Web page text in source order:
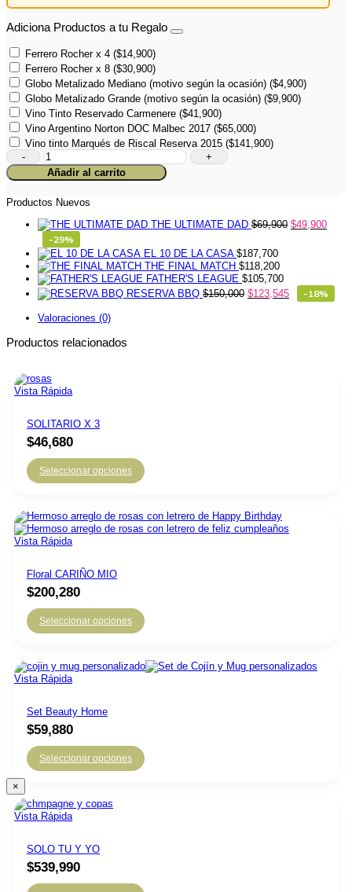
Adiciona Productos a tu Regalo
Ferrero Rocher x 4 ($14,900)
Ferrero Rocher x 8 ($30,900)
Globo Metalizado Mediano (motivo según la ocasión) ($4,900)
Globo Metalizado Grande (motivo según la ocasión) ($9,900)
Vino Tinto Reservado Carmenere ($41,900)
Vino Argentino Norton DOC Malbec 2017 ($65,000)
Vino tinto Marqués de Riscal Reserva 2015 ($141,900)
Dulces
Margaritas
y
cantidad
Añadir al carrito
Productos Nuevos
THE ULTIMATE DAD $69,900 $49,900
-29%
EL 10 DE LA CASA $187,700
THE FINAL MATCH $118,200
FATHER'S LEAGUE $105,700
RESERVA BBQ $150,000 $123,545 -18%
Valoraciones (0)
Productos relacionados
Vista Rápida
SOLITARIO X 3
$46,680
Seleccionar opciones
Vista Rápida
Floral CARIÑO MIO
$200,280
Seleccionar opciones
Vista Rápida
Set Beauty Home
$59,880
Seleccionar opciones
Vista Rápida
SOLO TU Y YO
$539,990
×